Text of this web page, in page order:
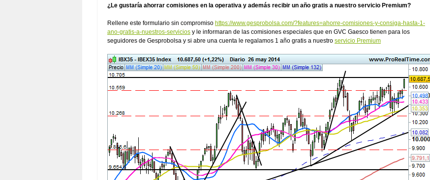
¿Le gustaría ahorrar comisiones en la operativa y además recibir un año gratis a nuestro servicio Premium?
Rellene este formulario sin compromiso https://www.gesprobolsa.com/?features=ahorre-comisiones-y-consiga-hasta-1-
ano-gratis-a-nuestros-servicios y le informaran de las comisiones especiales que en GVC Gaesco tienen para los
seguidores de Gesprobolsa y si abre una cuenta le regalamos 1 año gratis a nuestro servicio Premium